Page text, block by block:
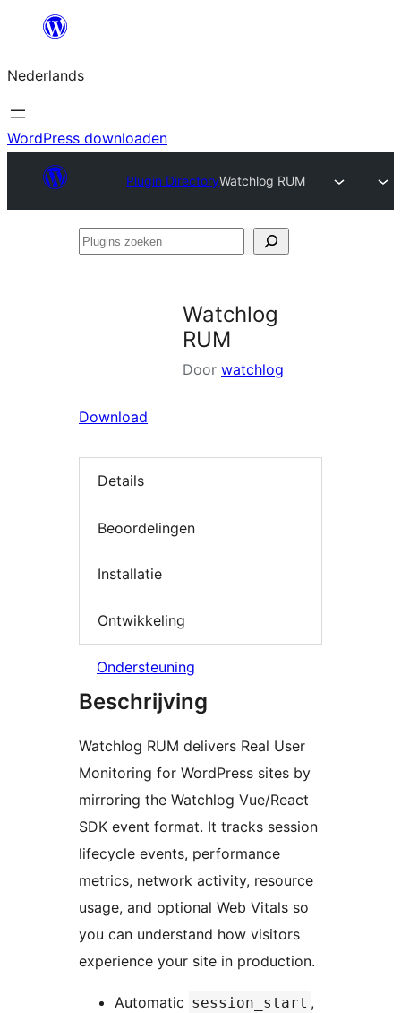
de
inhoud
Nederlands
WordPress downloaden
Plugin DirectoryWatchlog RUM
Plugins
Watchlog
RUM
Door watchlog
Download
Details
Beoordelingen
Installatie
Ontwikkeling
Ondersteuning
Beschrijving
Watchlog RUM delivers Real User
Monitoring for WordPress sites by
mirroring the Watchlog Vue/React
SDK event format. It tracks session
lifecycle events, performance
metrics, network activity, resource
usage, and optional Web Vitals so
you can understand how visitors
experience your site in production.
Automatic session_start ,